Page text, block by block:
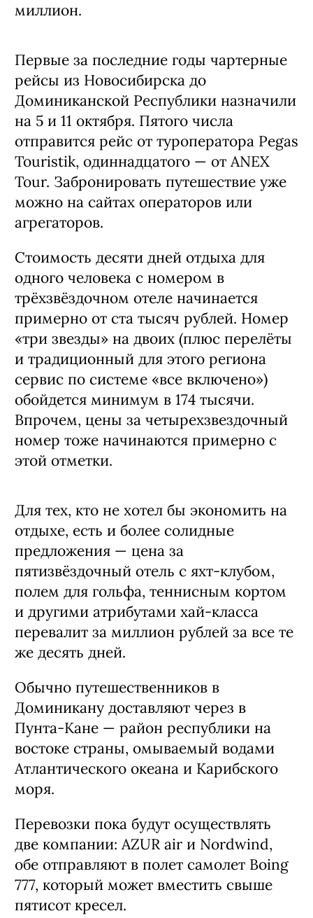
миллион.
Первые за последние годы чартерные
рейсы из Новосибирска до
Доминиканской Республики назначили
на 5 и 11 октября. Пятого числа
отправится рейс от туроператора Pegas
Touristik, одиннадцатого — от ANEX
Tour. Забронировать путешествие уже
можно на сайтах операторов или
агрегаторов.
Стоимость десяти дней отдыха для
одного человека с номером в
трёхзвёздочном отеле начинается
примерно от ста тысяч рублей. Номер
«три звезды» на двоих (плюс перелёты
и традиционный для этого региона
сервис по системе «все включено»)
обойдется минимум в 174 тысячи.
Впрочем, цены за четырехзвездочный
номер тоже начинаются примерно с
этой отметки.
Для тех, кто не хотел бы экономить на
отдыхе, есть и более солидные
предложения — цена за
пятизвёздочный отель с яхт-клубом,
полем для гольфа, теннисным кортом
и другими атрибутами хай-класса
перевалит за миллион рублей за все те
же десять дней.
Обычно путешественников в
Доминикану доставляют через в
Пунта-Кане — район республики на
востоке страны, омываемый водами
Атлантического океана и Карибского
моря.
Перевозки пока будут осуществлять
две компании: AZUR air и Nordwind,
обе отправляют в полет самолет Boing
777, который может вместить свыше
пятисот кресел.